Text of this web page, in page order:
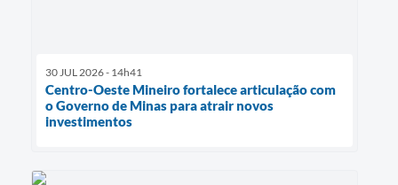
30 JUL 2026 - 14h41
Centro-Oeste Mineiro fortalece articulação com
o Governo de Minas para atrair novos
investimentos